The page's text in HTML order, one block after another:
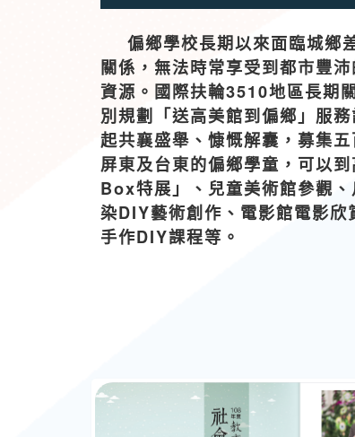
偏鄉學校長期以來面臨城鄉
關係，無法時常享受到都市豐
資源。國際扶輪3510地區長期
別規劃「送高美館到偏鄉」服
起共襄盛舉、慷慨解囊，募集
屏東及台東的偏鄉學童，可以
Box特展」、兒童美術館參觀
染DIY藝術創作、電影館電影欣
手作DIY課程等。